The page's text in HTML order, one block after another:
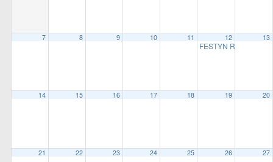
7 8 9 10 11 12
FESTYN RODZINNY
13
14 15 16 17 18 19 20
21 22 23 24 25 26 27